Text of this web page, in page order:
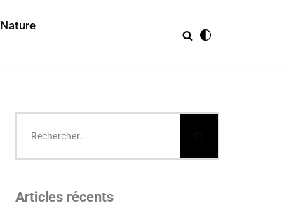
Nature
Articles récents